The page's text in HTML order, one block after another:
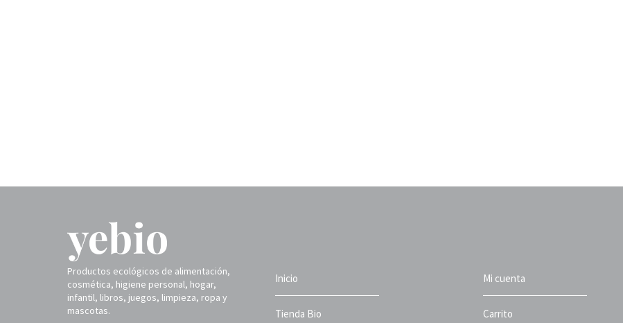
Productos ecológicos de alimentación,
cosmética, higiene personal, hogar,
infantil, libros, juegos, limpieza, ropa y
mascotas.
Inicio
Tienda Bio
Mi cuenta
Carrito